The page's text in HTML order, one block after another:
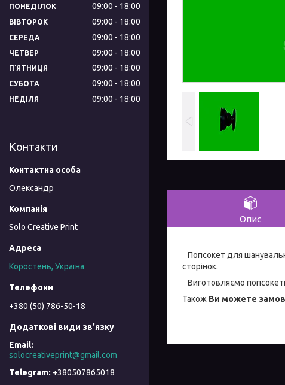
Опис
Попсокет для
сторінок.
Виготовляємо
Також Ви можете
ПОНЕДІЛОК 09:00 18:00
ВІВТОРОК 09:00 18:00
СЕРЕДА 09:00 18:00
ЧЕТВЕР 09:00 18:00
ПʼЯТНИЦЯ 09:00 18:00
СУБОТА 09:00 18:00
НЕДІЛЯ 09:00 18:00
Контакти
Олександр
Solo Creative Print
Коростень, Україна
+380 (50) 786-50-18
solocreativeprint@gmail.com
+380507865018